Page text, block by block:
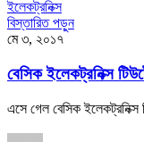
ইলেকট্রনিক্স
বিস্তারিত পড়ুন
মে ৩, ২০১৭
বেসিক ইলেকট্রনিক্স
এসে গেল বেসিক